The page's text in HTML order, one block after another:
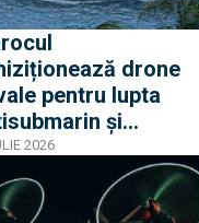
drone
pentru lupta
și
navală
2026